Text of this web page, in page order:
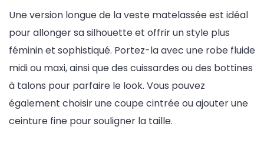
Une version longue de la veste matelassée est idéal
pour allonger sa silhouette et offrir un style plus
féminin et sophistiqué. Portez-la avec une robe fluide
midi ou maxi, ainsi que des cuissardes ou des bottines
à talons pour parfaire le look. Vous pouvez
également choisir une coupe cintrée ou ajouter une
ceinture fine pour souligner la taille.